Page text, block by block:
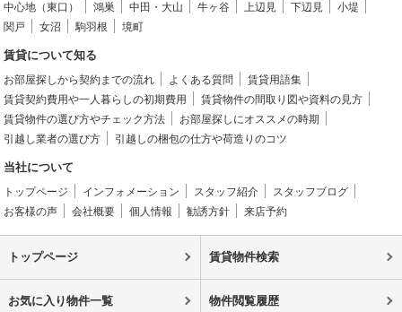
中心地（東口）
鴻巣 中田・大山 牛ヶ谷 上辺見 下辺見
小堤
関戸
女沼 駒羽根 境町
賃貸について知る
お部屋探しから契約までの流れ よくある質問
賃貸用語集
賃貸契約費用や一人暮らしの初期費用
賃貸物件の間取り図や資料の見方
賃貸物件の選び方やチェック方法
お部屋探しにオススメの時期
引越し業者の選び方
引越しの梱包の仕方や荷造りのコツ
当社について
トップページ インフォメーション スタッフ紹介
スタッフブログ
お客様の声
会社概要 個人情報 勧誘方針 来店予約
トップページ 賃貸物件検索
お気に入り物件一覧 物件閲覧履歴